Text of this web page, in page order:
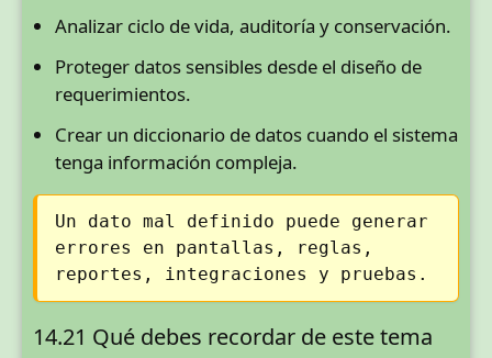
Analizar ciclo de vida, auditoría y conservación.
Proteger datos sensibles desde el diseño de
requerimientos.
Crear un diccionario de datos cuando el sistema
tenga información compleja.
Un dato mal definido puede generar
errores en pantallas, reglas,
reportes, integraciones y pruebas.
14.21 Qué debes recordar de este tema